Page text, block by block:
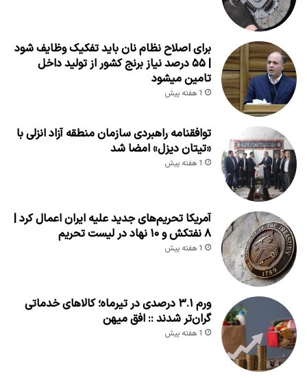
برای اصلاح نظام نان باید تفکیک وظایف شود
| ۵۵ درصد نیاز برنج کشور از تولید داخل
تامین میشود
1 هفته پیش
توافقنامه راهبردی سازمان منطقه آزاد انزلی با
«تیتان دیزل» امضا شد
1 هفته پیش
آمریکا تحریم‌های جدید علیه ایران اعمال کرد |
۸ نفتکش و ۱۰ نهاد در لیست تحریم
1 هفته پیش
ورم ۳.۱ درصدی در تیرماه؛ کالاهای خدماتی
گران‌تر شدند :: افق میهن
1 هفته پیش